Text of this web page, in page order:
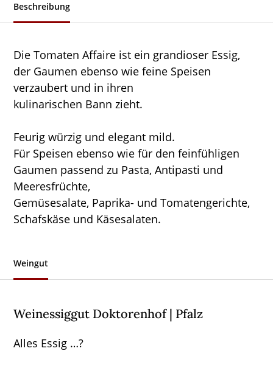
Beschreibung
Die Tomaten Affaire ist ein grandioser Essig,
der Gaumen ebenso wie feine Speisen
verzaubert und in ihren
kulinarischen Bann zieht.
Feurig würzig und elegant mild.
Für Speisen ebenso wie für den feinfühligen
Gaumen passend zu Pasta, Antipasti und
Meeresfrüchte,
Gemüsesalate, Paprika- und Tomatengerichte,
Schafskäse und Käsesalaten.
Weingut
Weinessiggut Doktorenhof | Pfalz
Alles Essig …?